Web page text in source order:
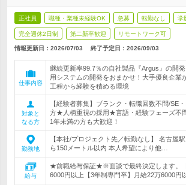
正社員 職種・業種未経験OK 急募 転勤なし 学
完全週休2日制 第二新卒歓迎 リモートワーク可
情報更新日：2026/07/03 終了予定日： 2026/09/03
仕事内容
継続更新率99.7％の自社製品『Argus』の開
用システムの開発をおまかせ！大手優良企業
工程から経験を積める環境
対象と
なる方
【経験者募集】ブランク・転職回数不問/SE
方★人柄重視の採用★言語・経験フェーズ
1年未満の方も大歓迎！
勤務地
【本社/プロジェクト先／転勤なし】 名古屋
ら150メートル以内 本人希望により他…
給与
★前職給与保証★※面談で最終決定します。
6000円以上【3年制専門卒】月給22万6000円